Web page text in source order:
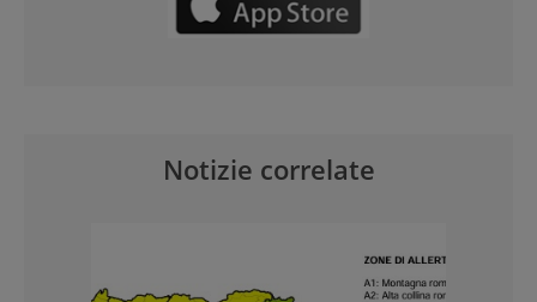
Notizie correlate